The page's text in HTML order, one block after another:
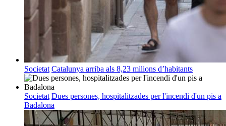
Societat Catalunya arriba als 8,23 milions d’habitants
Societat Dues persones, hospitalitzades per l'incendi d'un pis a
Badalona